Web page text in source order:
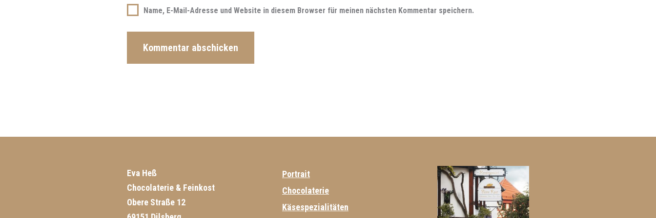
Name, E-Mail-Adresse und Website in diesem Browser für meinen nächsten Kommentar speichern.
Eva Heß
Chocolaterie & Feinkost
Obere Straße 12
Portrait
Chocolaterie
Käsespezialitäten